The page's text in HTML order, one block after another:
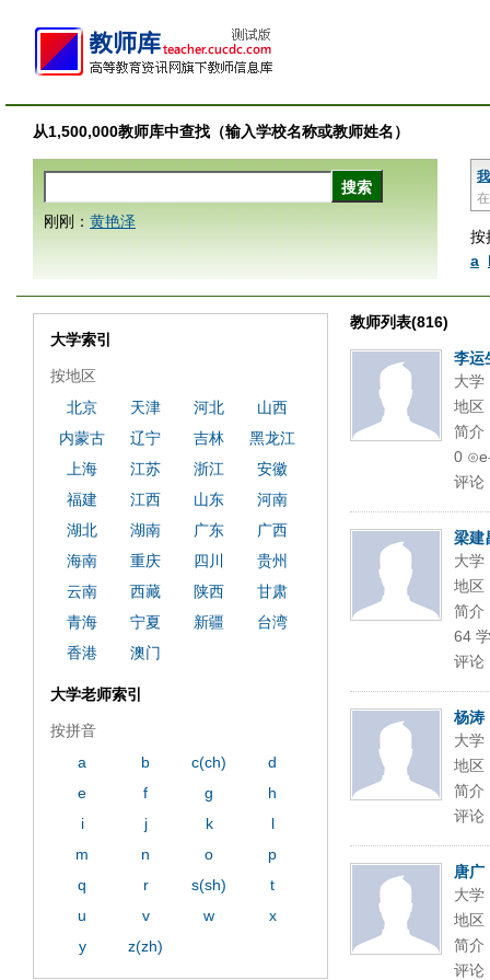
从1,500,000教师库中查找（输入学校名称或教师姓名）
按
a
刚刚： 黄艳泽
教师列表(816)
李运
大学
地区
简介
0
评论
梁建
大学
地区
简介
64
评论
杨涛
大学
地区
简介
评论
唐广
大学
地区
简介
评论
大学索引
按地区
北京
天津 河北
山西
内蒙古
辽宁 吉林
黑龙江
上海
江苏 浙江
安徽
福建
江西 山东
河南
湖北
湖南 广东
广西
海南
重庆 四川
贵州
云南
西藏 陕西
甘肃
青海
宁夏 新疆
台湾
香港
澳门
大学老师索引
按拼音
a
b c(ch)
d
e
f g
h
i
j k
l
m
n o
p
q
r s(sh)
t
u
v w
x
y
z(zh)